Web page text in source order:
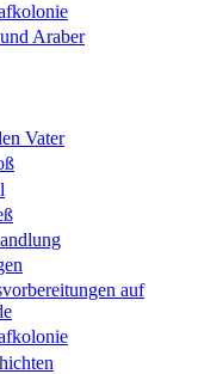
Araber
Vater
auf